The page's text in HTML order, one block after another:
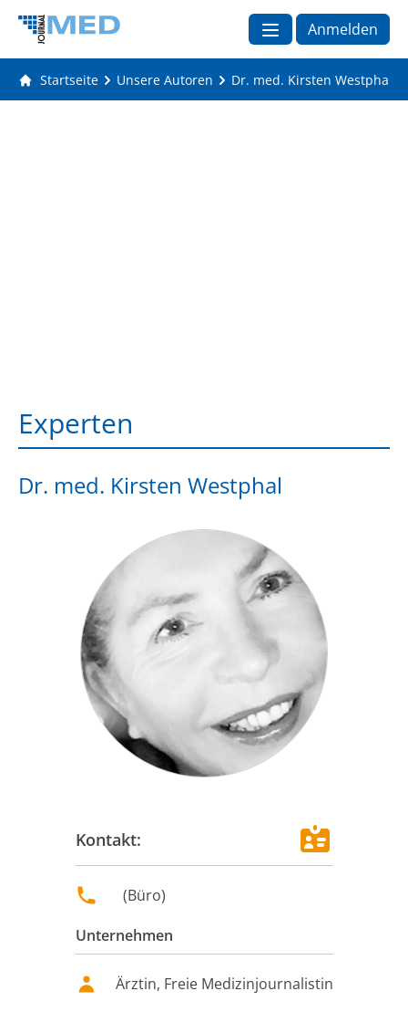
Anmelden
Startseite Unsere Autoren Dr. med. Kirsten Westphal
Experten
Dr. med. Kirsten Westphal
Kontakt:
(Büro)
Unternehmen
Ärztin, Freie Medizinjournalistin